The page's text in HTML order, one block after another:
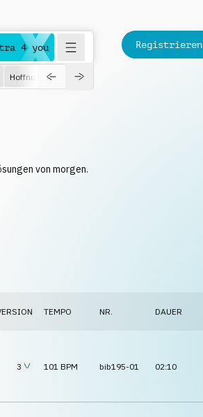
4 you
Hoffnungsvoll Dokumentation
Registrieren
von morgen.
TEMPO NR. DAUER
3 101 BPM bib195-01 02:10